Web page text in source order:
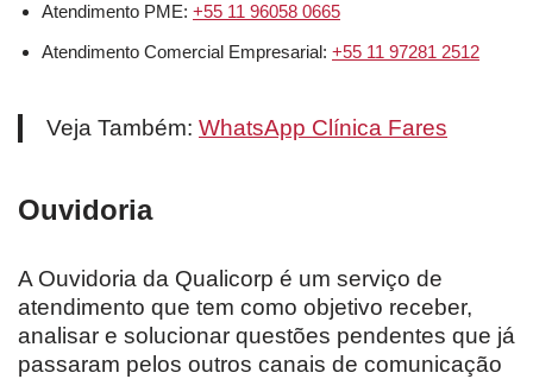
Atendimento PME: +55 11 96058 0665
Atendimento Comercial Empresarial: +55 11 97281 2512
Veja Também: WhatsApp Clínica Fares
Ouvidoria
A Ouvidoria da Qualicorp é um serviço de
atendimento que tem como objetivo receber,
analisar e solucionar questões pendentes que já
passaram pelos outros canais de comunicação